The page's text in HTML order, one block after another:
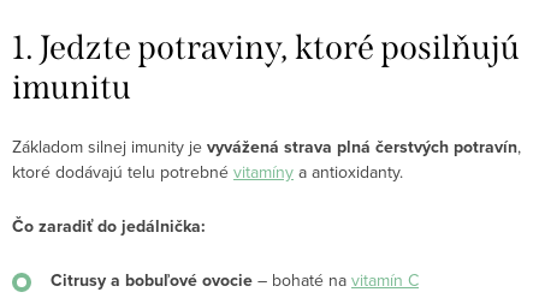
1. Jedzte potraviny, ktoré posilňujú
imunitu
Základom silnej imunity je vyvážená strava plná čerstvých potravín,
ktoré dodávajú telu potrebné vitamíny a antioxidanty.
Čo zaradiť do jedálnička:
Citrusy a bobuľové ovocie – bohaté na vitamín C